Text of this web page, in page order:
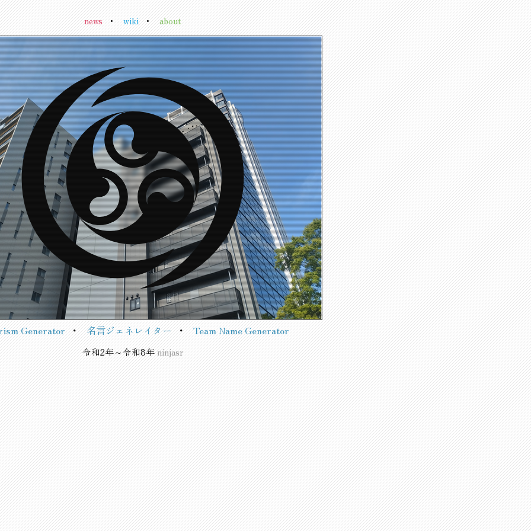
news ・ wiki ・ about
Generator ・ 名言ジェネレイター ・ Team Name Generator
令和2年～令和8年 ninjasr